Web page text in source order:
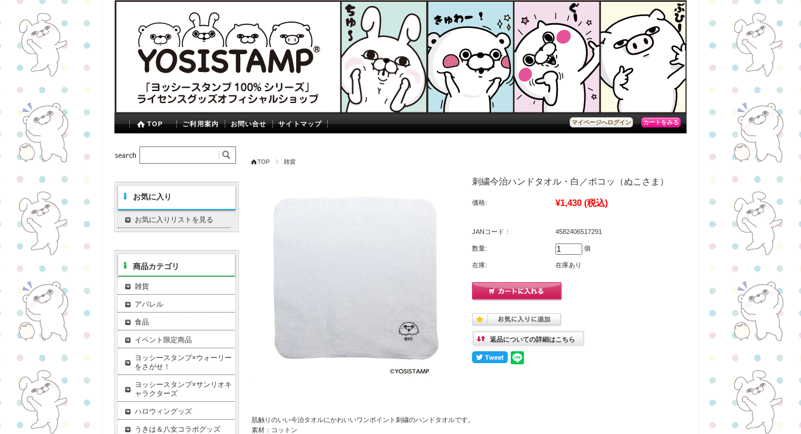
マイページへログイン カートをみる
TOP ご利用案内 お問い合せ サイトマップ
TOP 雑貨
刺繍今治ハンドタオル・白／ポコッ（ぬこさま）
価格: ¥1,430 (税込)
JANコード： 4582406517291
数量: 個
在庫: 在庫あり
返品についての詳細はこちら
肌触りのいい今治タオルにかわいいワンポイント刺繍のハンドタオルです。
素材：コットン
お気に入り
お気に入りリストを見る
商品カテゴリ
雑貨
アパレル
食品
イベント限定商品
ヨッシースタンプ×ウォーリー
をさがせ！
ヨッシースタンプ×サンリオキ
ャラクターズ
ハロウィングッズ
うきは＆八女コラボグッズ